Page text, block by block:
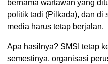
bernama wartawan yang
politik tadi (Pilkada), dan di
media harus tetap berjalan.
Apa hasilnya? SMSI tetap
semestinya, organisasi